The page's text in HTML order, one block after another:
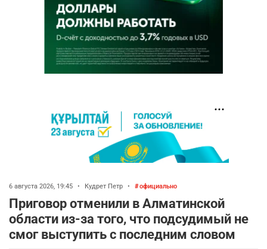
6 августа 2026, 19:45 • Кудрет Петр • официально
Приговор отменили в Алматинской
области из-за того, что подсудимый не
смог выступить с последним словом